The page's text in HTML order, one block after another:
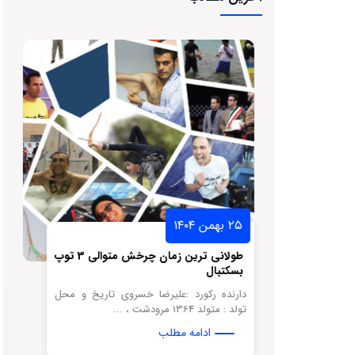
۲۵ بهمن ۱۴۰۴
طولانی ترین زمان چرخش متوالی 3 توپ
بسکتبال
دارنده رکورد :علیرضا خسروی تاریخ و محل
تولد : متولد 1364 مرودشت ، ...
ادامه مطلب